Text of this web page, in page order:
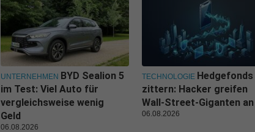
UNTERNEHMEN BYD Sealion 5
im Test: Viel Auto für
vergleichsweise wenig
Geld
06.08.2026
TECHNOLOGIE Hedgefonds
zittern: Hacker greifen
Wall-Street-Giganten an
06.08.2026